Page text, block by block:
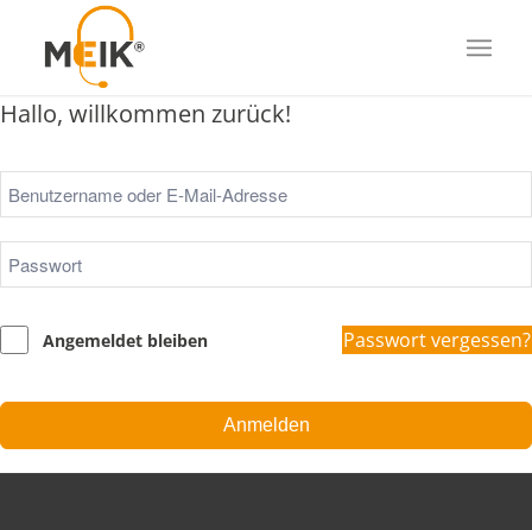
Hallo, willkommen zurück!
Angemeldet bleiben Passwort vergessen?
Anmelden